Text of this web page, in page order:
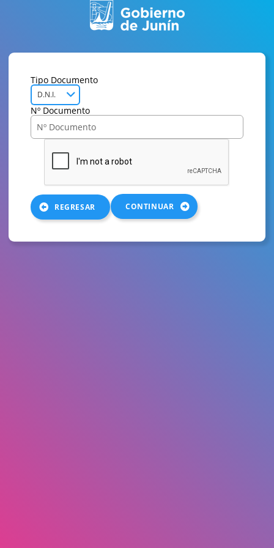
Tipo Documento
D.N.I.
Nº Documento
REGRESAR CONTINUAR